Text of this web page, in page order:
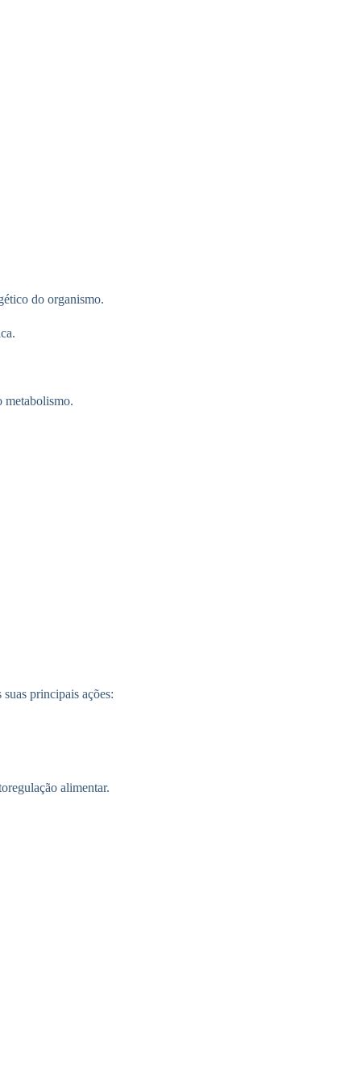
do organismo.
metabolismo.
principais ações:
alimentar.